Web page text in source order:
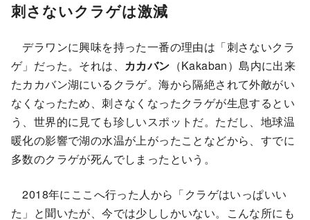
刺さないクラゲは激減
デラワンに興味を持った一番の理由は「刺さないクラ
ゲ」だった。それは、 カカバン （Kakaban）島内に出来
たカカバン湖にいるクラゲ。海から隔絶されて外敵がい
なくなったため、刺さなくなったクラゲが生息するとい
う、世界的に見ても珍しいスポットだ。ただし、地球温
暖化の影響で湖の水温が上がったことなどから、すでに
多数のクラゲが死んでしまったという。
2018年にここへ行った人から「クラゲはいっぱいい
た」と聞いたが、今では少ししかいない。こんな所にも